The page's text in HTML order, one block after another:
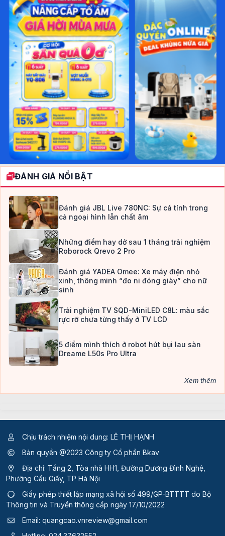
ĐÁNH GIÁ NỔI BẬT
Đánh giá JBL Live 780NC: Sự cá tính trong
cả ngoại hình lẫn chất âm
Những điểm hay dở sau 1 tháng trải nghiệm
Roborock Qrevo 2 Pro
Đánh giá YADEA Omee: Xe máy điện nhỏ
xinh, thông minh “đo ni đóng giày” cho nữ
sinh
Trải nghiệm TV SQD-MiniLED C8L: màu sắc
rực rỡ chưa từng thấy ở TV LCD
5 điểm mình thích ở robot hút bụi lau sàn
Dreame L50s Pro Ultra
Xem thêm
Chịu trách nhiệm nội dung: LÊ THỊ HẠNH
Bản quyền @2023 Công ty Cổ phần Bkav
Địa chỉ: Tầng 2, Tòa nhà HH1, Đường Dương Đình Nghệ,
Phường Cầu Giấy, TP Hà Nội
Giấy phép thiết lập mạng xã hội số 499/GP-BTTTT do Bộ
Thông tin và Truyền thông cấp ngày 17/10/2022
Email: quangcao.vnreview@gmail.com